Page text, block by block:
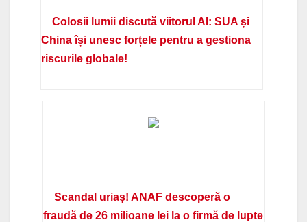
Colosii lumii discută viitorul AI: SUA și
China își unesc forțele pentru a gestiona
riscurile globale!
Scandal uriaș! ANAF descoperă o
fraudă de 26 milioane lei la o firmă de lupte